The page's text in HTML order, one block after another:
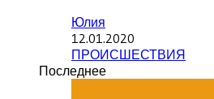
Юлия
12.01.2020
ПРОИСШЕСТВИЯ
Последнее